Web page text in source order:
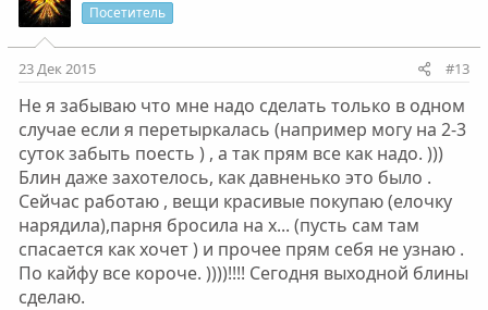
т
н
ы
й
г
о
л
о
т
н
ы
й
г
о
л
о
Посетитель
23 Дек 2015 #13
Не я забываю что мне надо сделать только в одном
случае если я перетыркалась (например могу на 2-3
суток забыть поесть ) , а так прям все как надо. )))
Блин даже захотелось, как давненько это было .
Сейчас работаю , вещи красивые покупаю (елочку
нарядила),парня бросила на х... (пусть сам там
спасается как хочет ) и прочее прям себя не узнаю .
По кайфу все короче. ))))!!!! Сегодня выходной блины
сделаю.